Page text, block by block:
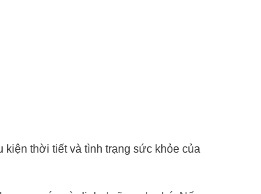
kiện thời tiết và tình trạng sức khỏe của